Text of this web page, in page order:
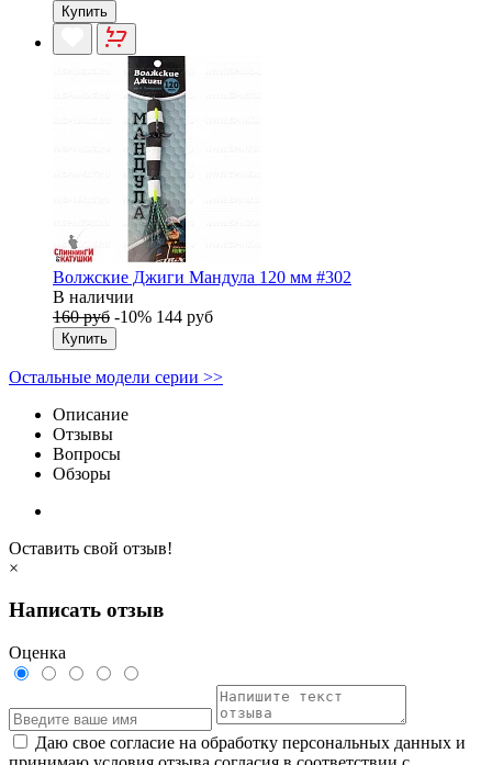
Купить
Волжские Джиги Мандула 120 мм #302
В наличии
160 руб -10% 144 руб
Купить
Остальные модели серии >>
Описание
Отзывы
Вопросы
Обзоры
Оставить свой отзыв!
×
Написать отзыв
Оценка
Даю свое согласие на обработку персональных данных и